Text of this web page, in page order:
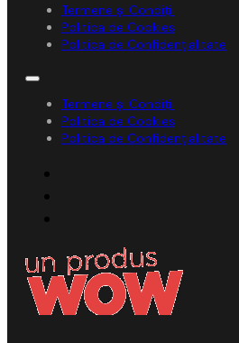
Termene și Condiții
Politica de Cookies
Politica de Confidențialitate
Termene și Condiții
Politica de Cookies
Politica de Confidențialitate